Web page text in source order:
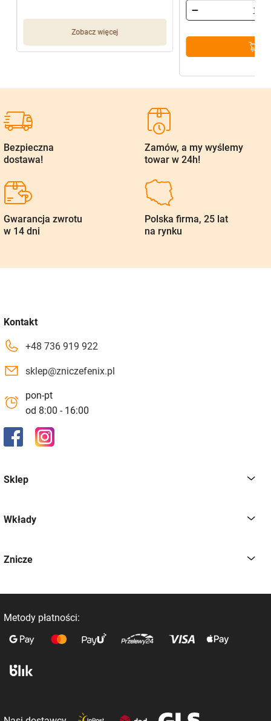
Zobacz więcej
cena
wynosiła:
116,80 zł.
cena
wynosi:
93,44 zł.
Bezpieczna
dostawa!
Zamów, a my wyślemy
towar w 24h!
Gwarancja zwrotu
w 14 dni
Polska firma, 25 lat
na rynku
Kontakt
+48 736 919 922
sklep@zniczefenix.pl
pon-pt
od 8:00 - 16:00
Sklep
Wkłady
Znicze
Metody płatności: